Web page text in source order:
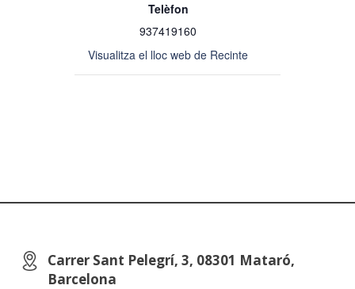
Telèfon
937419160
Visualitza el lloc web de Recinte
Carrer Sant Pelegrí, 3, 08301 Mataró,
Barcelona